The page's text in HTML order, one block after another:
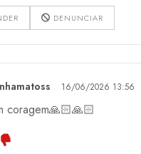
DENUNCIAR
16/06/2026 13:56
coragem🙏🏻🙏🏻